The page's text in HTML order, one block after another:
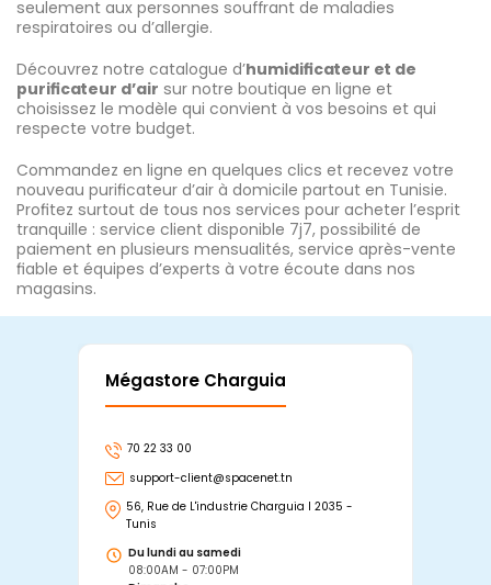
seulement aux personnes souffrant de maladies
respiratoires ou d’allergie.
Découvrez notre catalogue d’humidificateur et de
purificateur d’air sur notre boutique en ligne et
choisissez le modèle qui convient à vos besoins et qui
respecte votre budget.
Commandez en ligne en quelques clics et recevez votre
nouveau purificateur d’air à domicile partout en Tunisie.
Profitez surtout de tous nos services pour acheter l’esprit
tranquille : service client disponible 7j7, possibilité de
paiement en plusieurs mensualités, service après-vente
fiable et équipes d’experts à votre écoute dans nos
magasins.
Mégastore Charguia
70 22 33 00
support-client@spacenet.tn
56, Rue de L'industrie Charguia I 2035 -
Tunis
Du lundi au samedi
08:00AM - 07:00PM